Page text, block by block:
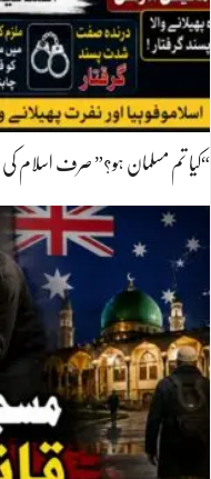
“کیا تم مسلمان ہو؟” صرف اسلام کی